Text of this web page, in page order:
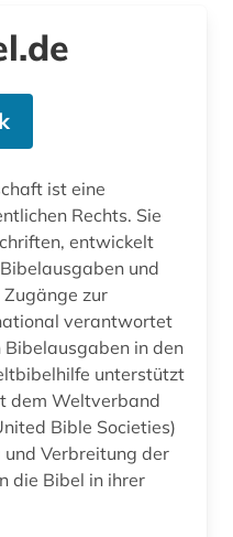
ist eine
Rechts. Sie
entwickelt
und
zur
verantwortet
in den
unterstützt
dem Weltverband
Bible Societies)
Verbreitung der
die Bibel in ihrer